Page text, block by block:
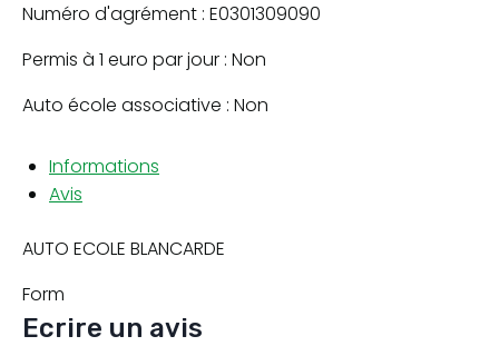
Numéro d'agrément : E0301309090
Permis à 1 euro par jour : Non
Auto école associative : Non
Informations
Avis
AUTO ECOLE BLANCARDE
Form
Ecrire un avis